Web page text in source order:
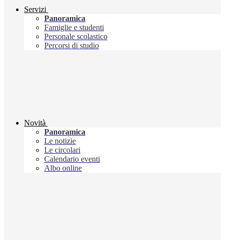
Servizi
Panoramica
Famiglie e studenti
Personale scolastico
Percorsi di studio
Novità
Panoramica
Le notizie
Le circolari
Calendario eventi
Albo online